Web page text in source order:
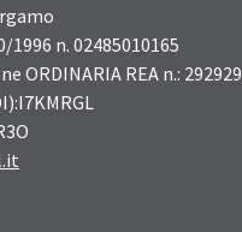
n. 02485010165
ORDINARIA REA n.: 292929